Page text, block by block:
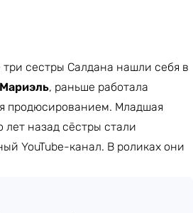
три сестры Салдана нашли себя в
Мариэль, раньше работала
продюсированием. Младшая
назад сёстры стали
YouTube-канал. В роликах они